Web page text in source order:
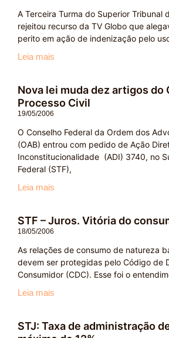
A Terceira Turma do Superior Tribunal
rejeitou recurso da TV Globo que
perito em ação de indenização pelo
Leia mais
Nova lei muda dez artigos do
Processo Civil
19/05/2006
O Conselho Federal da Ordem dos
(OAB) entrou com pedido de Ação
Inconstitucionalidade (ADI) 3740, no
Federal (STF),
Leia mais
STF – Juros. Vitória do
18/05/2006
As relações de consumo de natureza
devem ser protegidas pelo Código de
Consumidor (CDC). Esse foi o
Leia mais
STJ: Taxa de administração